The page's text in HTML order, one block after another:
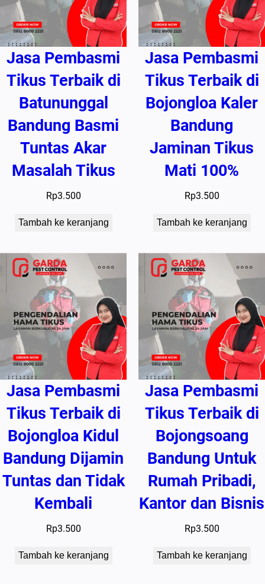
Jasa Pembasmi
Tikus Terbaik di
Batununggal
Bandung Basmi
Tuntas Akar
Masalah Tikus
Rp3.500
Tambah ke keranjang
Jasa Pembasmi
Tikus Terbaik di
Bojongloa Kaler
Bandung
Jaminan Tikus
Mati 100%
Rp3.500
Tambah ke keranjang
Jasa Pembasmi
Tikus Terbaik di
Bojongloa Kidul
Bandung Dijamin
Tuntas dan Tidak
Kembali
Rp3.500
Tambah ke keranjang
Jasa Pembasmi
Tikus Terbaik di
Bojongsoang
Bandung Untuk
Rumah Pribadi,
Kantor dan Bisnis
Rp3.500
Tambah ke keranjang